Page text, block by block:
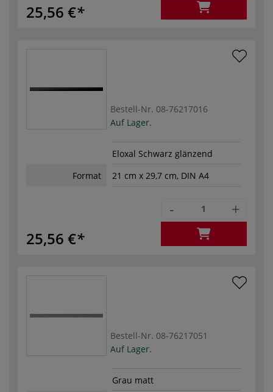
25,56 €
Bestell-Nr. 08-76217016
Auf Lager.
Eloxal Schwarz glänzend
Format
21 cm x 29,7 cm, DIN A4
25,56 €
- +
Bestell-Nr. 08-76217051
Auf Lager.
Grau matt